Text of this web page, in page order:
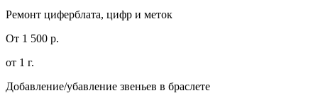
Ремонт циферблата, цифр и меток
От 1 500 р.
от 1 г.
Добавление/убавление звеньев в браслете